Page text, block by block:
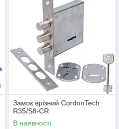
Замок врізний CordonTech
R35/S8-CR
В наявності